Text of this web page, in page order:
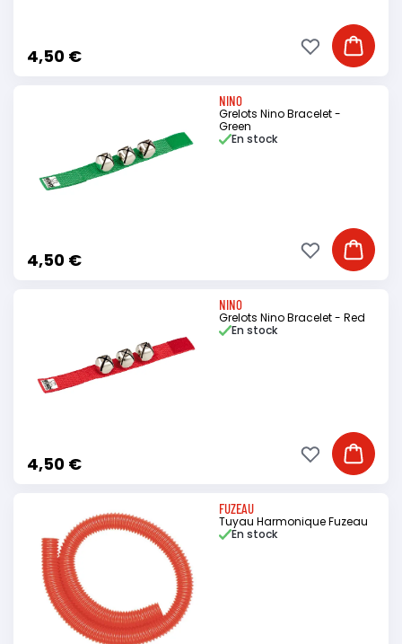
4,50 € Ajouter
Ajouter à ma
NINO
Grelots Nino Bracelet -
Green
4,50 €
En stock
Ajouter
Ajouter à ma
NINO
Grelots Nino Bracelet - Red
4,50 €
En stock
Ajouter
Ajouter à ma
FUZEAU
Tuyau Harmonique Fuzeau
En stock